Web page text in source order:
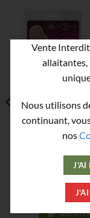
Gode Ventouse
20,8 cm sur
19,90€
Vente
allaitantes,
Nous utilisons
continuant,
nos
J'AI